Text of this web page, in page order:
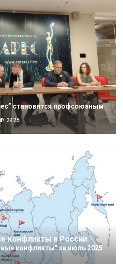
становится профсоюзным
2425
конфликты в России
конфликты" за июль 2025